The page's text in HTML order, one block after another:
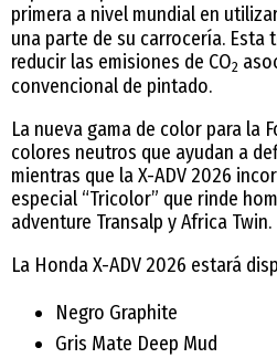
primera a nivel mundial en
una parte de su carrocería. Esta
reducir las emisiones de CO2
convencional de pintado.
La nueva gama de color para la
colores neutros que ayudan a
mientras que la X-ADV 2026
especial “Tricolor” que rinde
adventure Transalp y Africa Twin.
La Honda X-ADV 2026 estará
Negro Graphite
Gris Mate Deep Mud